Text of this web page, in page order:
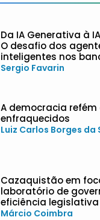
Da IA Generativa à
O desafio dos
inteligentes nos
Sergio Favarin
A democracia
enfraquecidos
Luiz Carlos Borges da
Cazaquistão em
laboratório de
eficiência legislativa
Márcio Coimbra